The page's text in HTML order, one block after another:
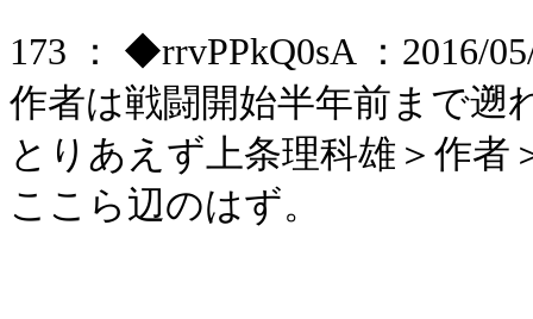
173 ： ◆rrvPPkQ0sA ：2016/
作者は戦闘開始半年前まで遡
とりあえず上条理科雄＞作
ここら辺のはず。